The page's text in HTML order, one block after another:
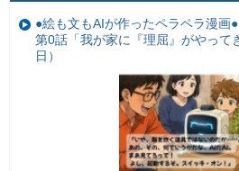
●絵も文もAIが作ったペラペラ漫画
第0話「我が家に『理屈』がやって
日）